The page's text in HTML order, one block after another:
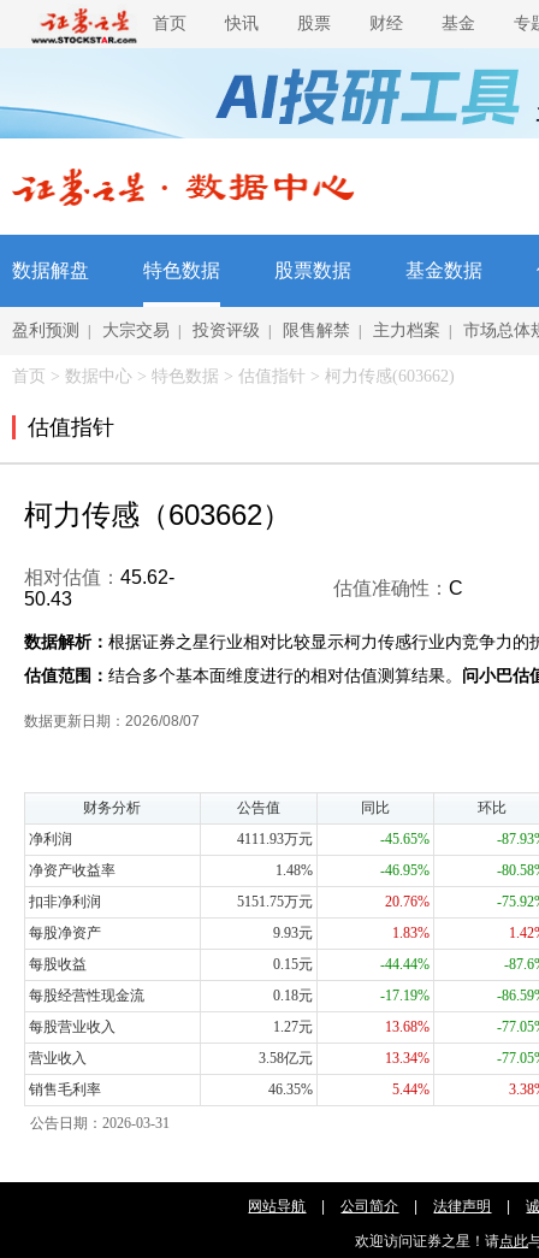
首页 快讯 股票 财经 基金 专
数据解盘 特色数据 股票数据 基金数据
盈利预测 大宗交易 投资评级 限售解禁 主力档案 市场总体
首页 > 数据中心 > 特色数据 > 估值指针 > 柯力传感(603662)
估值指针
柯力传感（603662）
相对估值： 45.62-
50.43
估值准确性： C
数据解析： 根据证券之星行业相对比较显示柯力传感行业内竞争力
估值范围： 结合多个基本面维度进行的相对估值测算结果。 问小巴估
数据更新日期：2026/08/07
财务分析 公告值 同比
环比
净利润
4111.93万元 -45.65%
-
净资产收益率
1.48% -46.95%
-
扣非净利润
5151.75万元 20.76%
-
每股净资产
9.93元 1.83%
每股收益
0.15元 -44.44%
-
每股经营性现金流
0.18元 -17.19%
-
每股营业收入
1.27元 13.68%
-
营业收入
3.58亿元 13.34%
-
销售毛利率
46.35% 5.44%
公告日期：2026-03-31
网站导航 公司简介 法律声明
欢迎访问证券之星！请点此